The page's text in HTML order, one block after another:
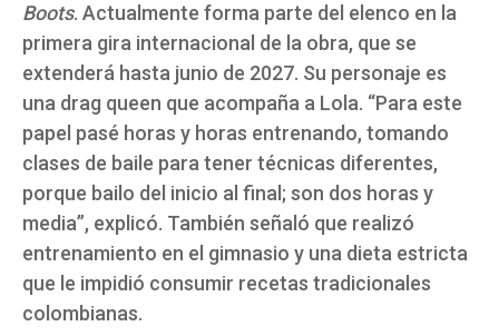
Boots. Actualmente forma parte del elenco en la
primera gira internacional de la obra, que se
extenderá hasta junio de 2027. Su personaje es
una drag queen que acompaña a Lola. “Para este
papel pasé horas y horas entrenando, tomando
clases de baile para tener técnicas diferentes,
porque bailo del inicio al final; son dos horas y
media”, explicó. También señaló que realizó
entrenamiento en el gimnasio y una dieta estricta
que le impidió consumir recetas tradicionales
colombianas.